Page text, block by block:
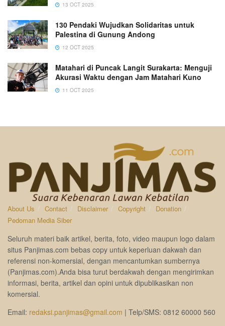
13 OCT 2025
130 Pendaki Wujudkan Solidaritas untuk
Palestina di Gunung Andong
12 OCT 2025
Matahari di Puncak Langit Surakarta: Menguji
Akurasi Waktu dengan Jam Matahari Kuno
11 OCT 2025
About Us Contact Disclaimer Copyright
Donation
Pedoman Media Siber
Seluruh materi baik artikel, berita, foto, video maupun logo dalam
situs Panjimas.com bebas copy untuk keperluan dakwah dan
referensi non-komersial, dengan mencantumkan sumbernya
(Panjimas.com).Anda bisa turut berdakwah dengan mengirimkan
informasi, berita, artikel dan opini untuk dipublikasikan non
komersial.
Email: redaksi.panjimas@gmail.com | Telp/SMS: 0812 60000 560